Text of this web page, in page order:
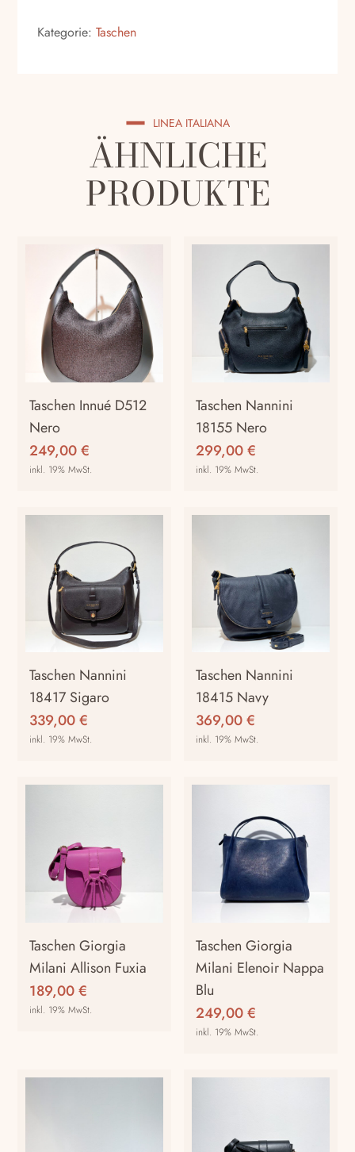
Kategorie:Taschen
LINEA ITALIANA
ÄHNLICHE
PRODUKTE
Taschen Innué D512
Nero
249,00€
inkl. 19% MwSt.
Taschen Nannini
18155 Nero
299,00€
inkl. 19% MwSt.
Taschen Nannini
18417 Sigaro
339,00€
inkl. 19% MwSt.
Taschen Nannini
18415 Navy
369,00€
inkl. 19% MwSt.
Taschen Giorgia
Milani Allison Fuxia
189,00€
inkl. 19% MwSt.
Taschen Giorgia
Milani Elenoir Nappa
Blu
249,00€
inkl. 19% MwSt.